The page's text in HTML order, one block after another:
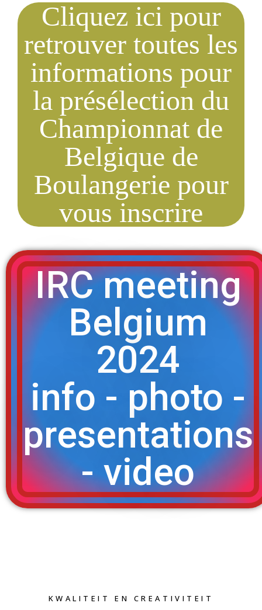
Cliquez ici pour
retrouver toutes les
informations pour
la présélection du
Championnat de
Belgique de
Boulangerie pour
vous inscrire
IRC meeting
Belgium
2024
info - photo -
presentations
- video
KWALITEIT EN CREATIVITEIT